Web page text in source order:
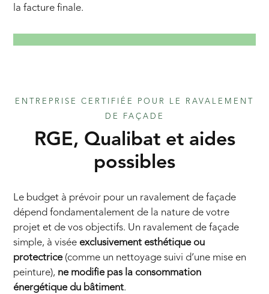
la facture finale.
ENTREPRISE CERTIFIÉE POUR LE RAVALEMENT
DE FAÇADE
RGE, Qualibat et aides
possibles
Le budget à prévoir pour un ravalement de façade
dépend fondamentalement de la nature de votre
projet et de vos objectifs. Un ravalement de façade
simple, à visée exclusivement esthétique ou
protectrice(comme un nettoyage suivi d’une mise en
peinture), ne modifie pas la consommation
énergétique du bâtiment.